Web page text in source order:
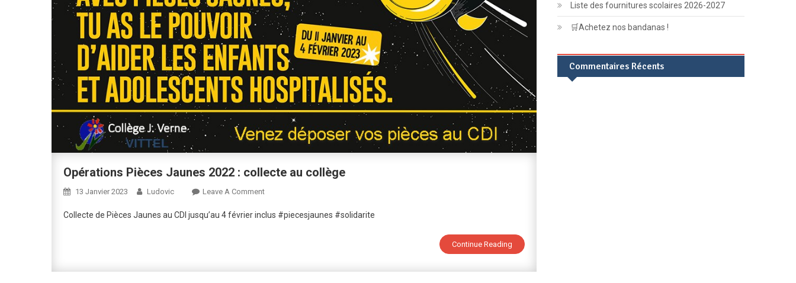
Opérations Pièces Jaunes 2022 : collecte au collège
13 Janvier 2023 Ludovic Leave A CommentOn
Pièces
Collecte de Pièces Jaunes au CDI jusqu’au 4 février inclus #piecesjaunes #solidarite
Continue Reading
Liste des fournitures scolaires 2026-2027
🛒Achetez nos bandanas !
Commentaires Récents